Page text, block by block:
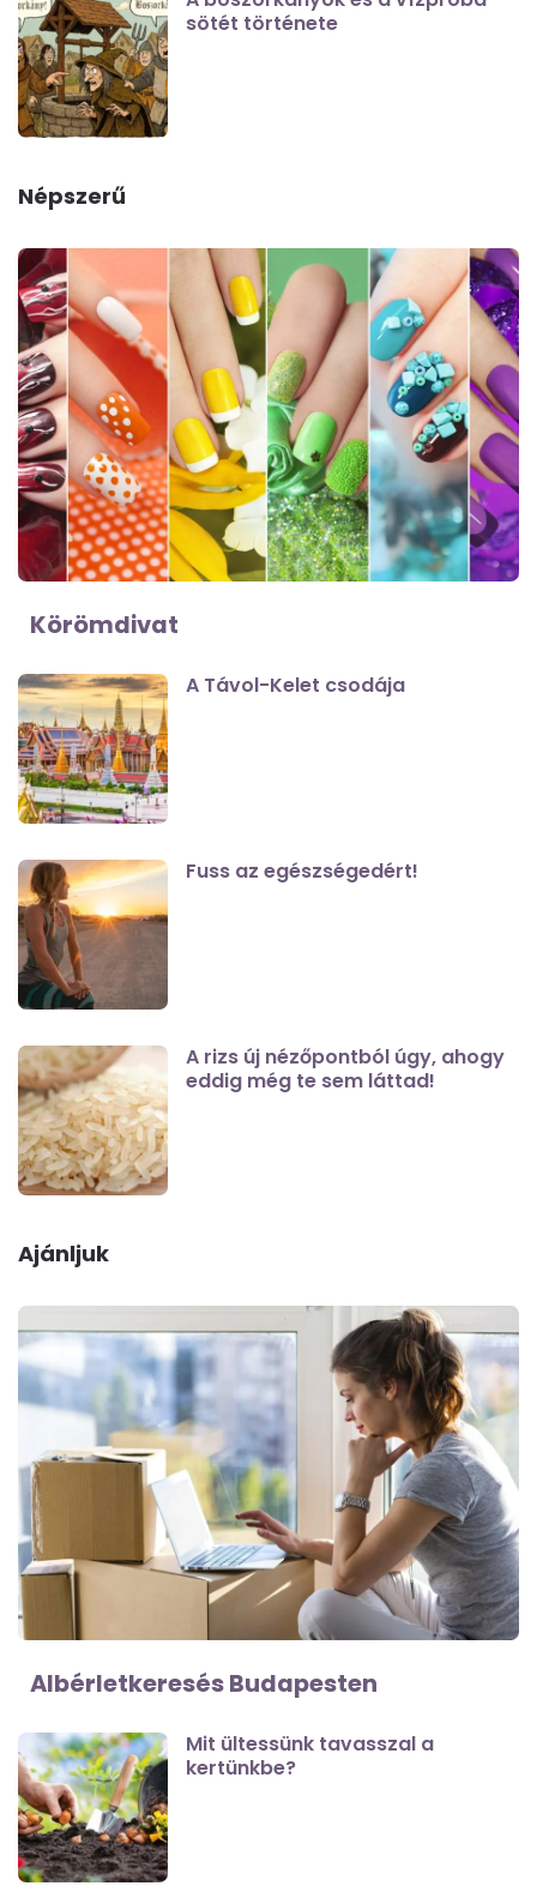
sötét története
Népszerű
Körömdivat
A Távol-Kelet csodája
Fuss az egészségedért!
A rizs új nézőpontból úgy, ahogy
eddig még te sem láttad!
Ajánljuk
Albérletkeresés Budapesten
Mit ültessünk tavasszal a
kertünkbe?